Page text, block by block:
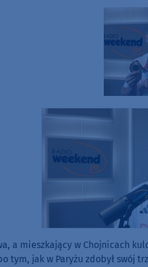
a mieszkający w Chojnicach
tym, jak w Paryżu zdobył swój